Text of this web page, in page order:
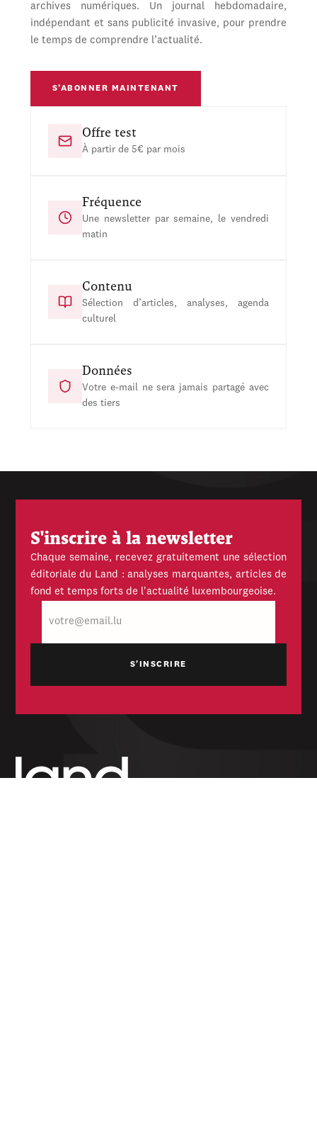
archives numériques. Un journal hebdomadaire,
indépendant et sans publicité invasive, pour prendre
le temps de comprendre l’actualité.
S’ABONNER MAINTENANT
Offre test
À partir de 5€ par mois
Fréquence
Une newsletter par semaine, le vendredi
matin
Contenu
Sélection d’articles, analyses, agenda
culturel
Données
Votre e-mail ne sera jamais partagé avec
des tiers
S'inscrire à la newsletter
Chaque semaine, recevez gratuitement une sélection
éditoriale du Land : analyses marquantes, articles de
fond et temps forts de l'actualité luxembourgeoise.
mail